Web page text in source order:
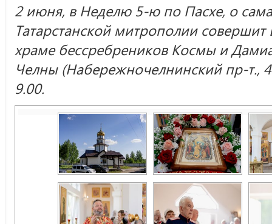
2 июня, в Неделю 5-ю по Пасхе, о
Татарстанской митрополии
храме бессребреников Космы и
Челны (Набережночелнинский пр-т.,
9.00.